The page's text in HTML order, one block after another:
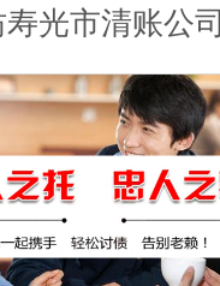
光市清账公司